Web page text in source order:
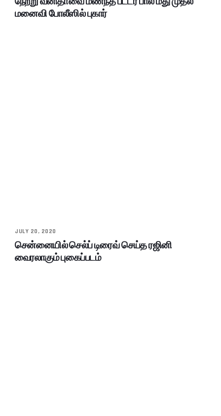
மனைவி போலீஸில் புகார்
JULY 20, 2020
சென்னையில் செல்ப் டிரைவ் செய்த ரஜினி
வைரலாகும் புகைப்படம்